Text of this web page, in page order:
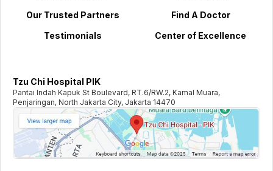
Our Trusted Partners
Find A Doctor
Testimonials
Center of Excellence
Tzu Chi Hospital PIK
Pantai Indah Kapuk St Boulevard, RT.6/RW.2, Kamal Muara,
Penjaringan, North Jakarta City, Jakarta 14470